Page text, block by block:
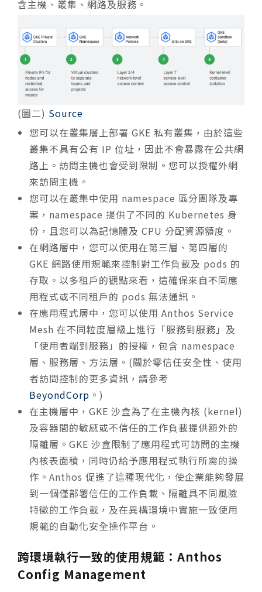
含主機、叢集、網路及服務。
(圖二) Source
您可以在叢集層上部署 GKE 私有叢集，由於這些
叢集不具有公有 IP 位址，因此不會暴露在公共網
路上。訪問主機也會受到限制。您可以授權外網
來訪問主機。
您可以在叢集中使用 namespace 區分團隊及專
案，namespace 提供了不同的 Kubernetes 身
份，且您可以為記憶體及 CPU 分配資源額度。
在網路層中，您可以使用在第三層、第四層的
GKE 網路使用規範來控制對工作負載及 pods 的
存取。以多租戶的觀點來看，這確保來自不同應
用程式或不同租戶的 pods 無法通訊。
在應用程式層中，您可以使用 Anthos Service
Mesh 在不同粒度層級上進行「服務到服務」及
「使用者端到服務」的授權，包含 namespace
層、服務層、方法層。(關於零信任安全性、使用
者訪問控制的更多資訊，請參考
BeyondCorp 。)
在主機層中，GKE 沙盒為了在主機內核 (kernel)
及容器間的敏感或不信任的工作負載提供額外的
隔離層。GKE 沙盒限制了應用程式可訪問的主機
內核表面積，同時仍給予應用程式執行所需的操
作。Anthos 促進了這種現代化，使企業能夠發展
到一個僅部署信任的工作負載、隔離具不同風險
特徵的工作負載，及在異構環境中實施一致使用
規範的自動化安全操作平台。
跨環境執行一致的使用規範：Anthos
Config Management